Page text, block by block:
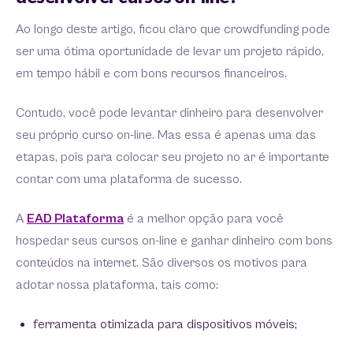
Ao longo deste artigo, ficou claro que crowdfunding pode
ser uma ótima oportunidade de levar um projeto rápido,
em tempo hábil e com bons recursos financeiros.
Contudo, você pode levantar dinheiro para desenvolver
seu próprio curso on-line. Mas essa é apenas uma das
etapas, pois para colocar seu projeto no ar é importante
contar com uma plataforma de sucesso.
A EAD Plataforma é a melhor opção para você
hospedar seus cursos on-line e ganhar dinheiro com bons
conteúdos na internet. São diversos os motivos para
adotar nossa plataforma, tais como:
ferramenta otimizada para dispositivos móveis;